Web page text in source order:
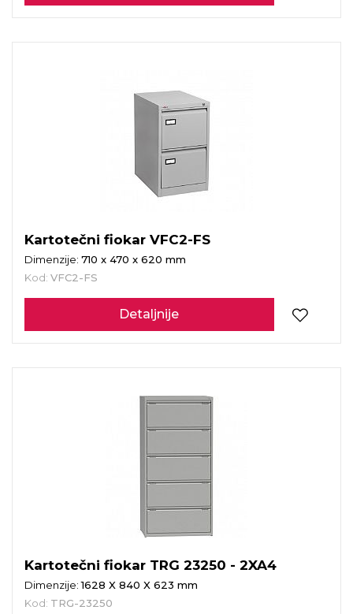
Kartotečni fiokar VFC2-FS
Dimenzije: 710 x 470 x 620 mm
Kod: VFC2-FS
Detaljnije
Kartotečni fiokar TRG 23250 - 2XA4
Dimenzije:1628 X 840 X 623 mm
Kod: TRG-23250